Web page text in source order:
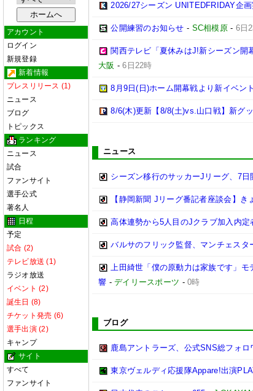
アカウント
ログイン
新規登録
新着情報
プレスリリース (1)
ニュース
ブログ
トピックス
ランキング
ニュース
試合
ファンサイト
選手公式
著名人
日程
予定
試合 (2)
テレビ放送 (1)
ラジオ放送
イベント (2)
誕生日 (8)
チケット発売 (6)
選手出演 (2)
キャンプ
サイト
すべて
ファンサイト
2026/27シーズン UNITEDFRIDAY企
公開練習のお知らせ - SC相模原- 6日
関西テレビ「夏休みはJ!新シーズン開
大阪 -6日22時
8月9日(日)ホーム開幕戦より新イベン
8/6(木)更新【8/8(土)vs.山口戦】新グ
ニュース
シーズン移行のサッカーJリーグ、7
【静岡新聞 Jリーグ番記者座談会】
高体連勢から5人目のJクラブ加入内
バルサのフリック監督、マンチェス
上田綺世「僕の原動力は家族です」
響 -デイリースポーツ -0時
ブログ
鹿島アントラーズ、公式SNS総フォ
東京ヴェルディ応援隊Appare!出演